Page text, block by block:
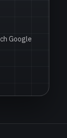
Google